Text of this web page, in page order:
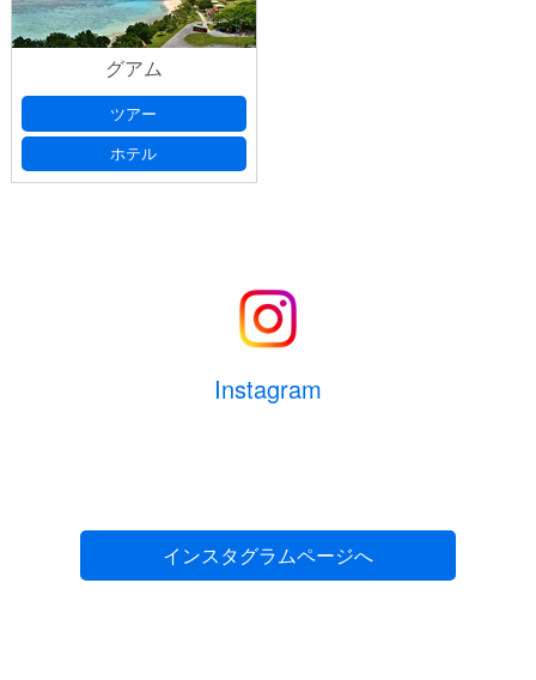
(必須)
お部屋に関するご要望がございましたら、ご記
入ください。
お名前(必須)
お名前ふりがな(必須)
(必須) 連絡がとれる電話番号をご入力くださ
い。ハイフン抜きでご入力ください （例 ： 0612345678）
1975年7月1日の場合 ⇒ 19750701）
グアム
ツアー
ホテル
Instagram
インスタグラムページへ